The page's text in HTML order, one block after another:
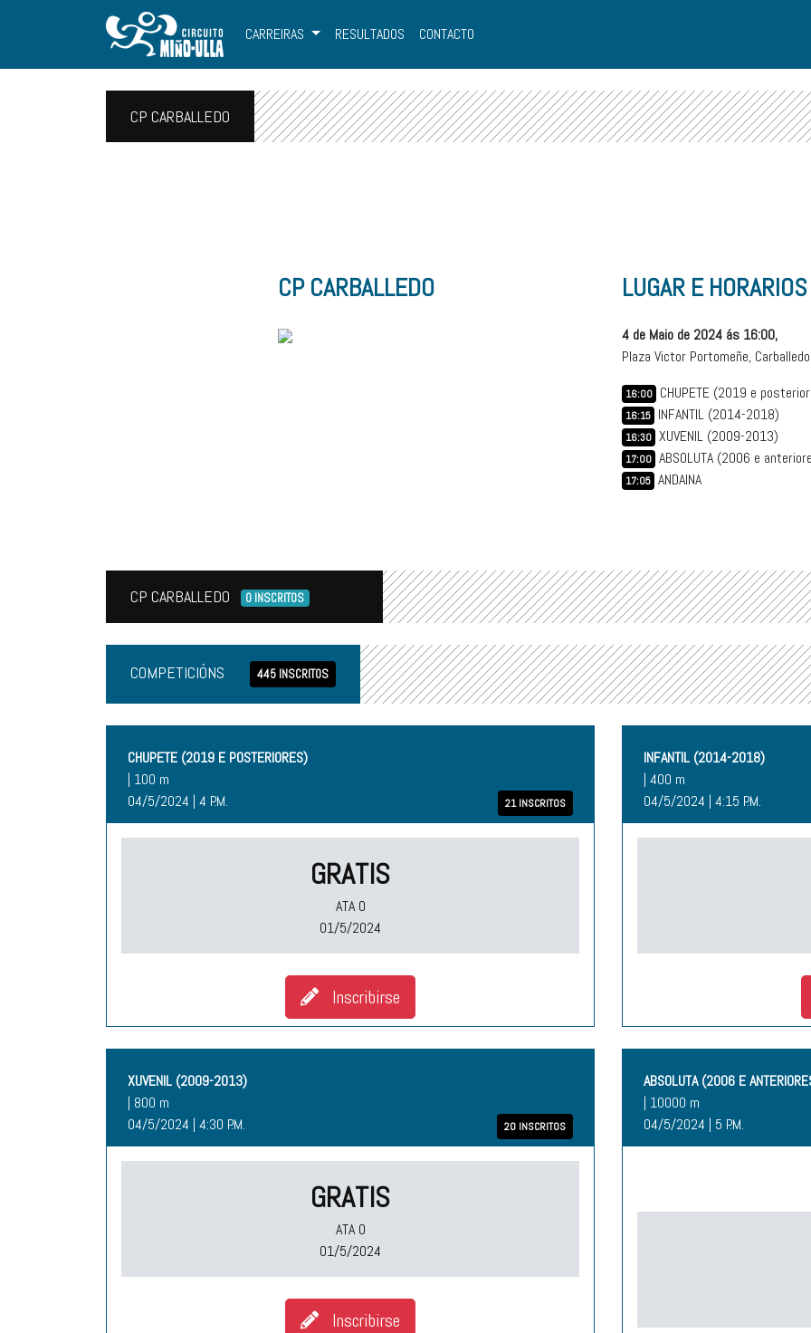
CARREIRAS RESULTADOS CONTACTO
CP CARBALLEDO
CP CARBALLEDO LUGAR E HORARIOS
4 de Maio de 2024 ás 16:00,
Plaza Victor Portomeñe,
16:00 CHUPETE (2019 e
16:15 INFANTIL (2014-2018)
16:30 XUVENIL (2009-2013)
17:00 ABSOLUTA (2006 e
17:05 ANDAINA
CP CARBALLEDO 0 INSCRITOS
COMPETICIÓNS 445 INSCRITOS
CHUPETE (2019 E POSTERIORES)
| 100 m
21 INSCRITOS
04/5/2024 | 4 P.M.
GRATIS
ATA O
01/5/2024
Inscribirse
INFANTIL (2014-2018)
| 400 m
04/5/2024 | 4:15 P.M.
XUVENIL (2009-2013)
| 800 m
20 INSCRITOS
04/5/2024 | 4:30 P.M.
GRATIS
ATA O
01/5/2024
Inscribirse
ABSOLUTA (2006 E
| 10000 m
04/5/2024 | 5 P.M.